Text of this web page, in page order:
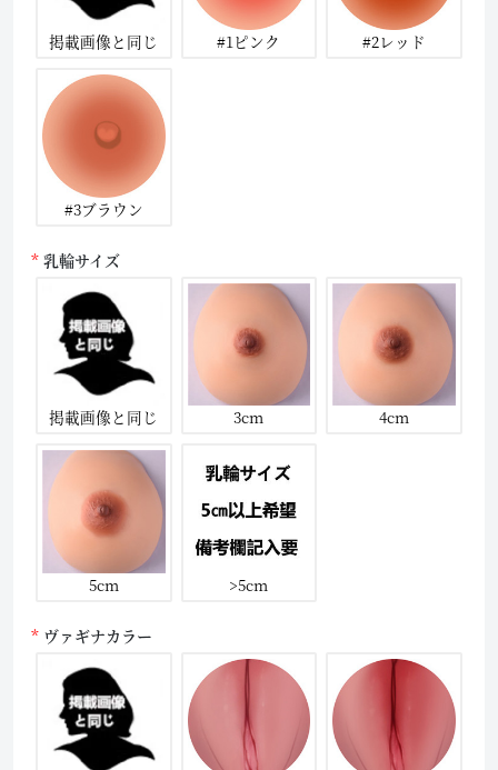
掲載画像と同じ #1ピンク #2レッド
#3ブラウン
乳輪サイズ
掲載画像と同じ 3cm 4cm
5cm >5cm
ヴァギナカラー